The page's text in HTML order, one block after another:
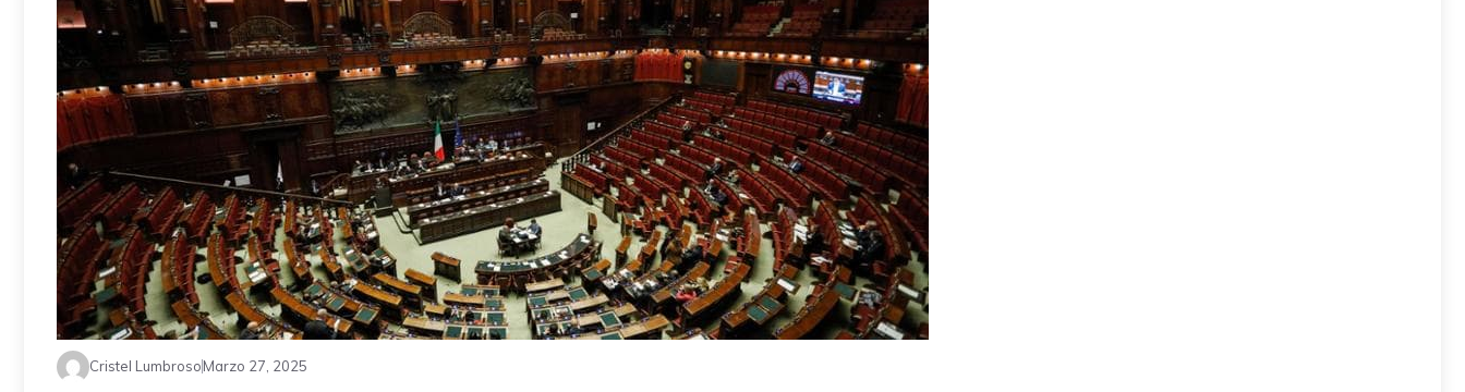
Cristel LumbrosoMarzo 27, 2025